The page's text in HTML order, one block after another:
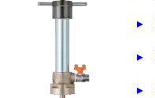
▸
▸
▸